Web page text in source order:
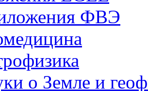
ФВЭ
о Земле и